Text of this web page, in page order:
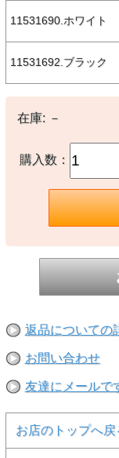
〇ポリエステル、コッ
※撮影時の環境やご使
多少異なる場合があり
※当店取扱い商品は一
ご注文時に「在庫あ
生し、やむをえずご
す。完売や欠品の場
うえ注文いただきま
11531690.ホワイト
11531692.ブラック
在庫: －
購入数：
返品についての
お問い合わせ
友達にメールで
お店のトップへ戻